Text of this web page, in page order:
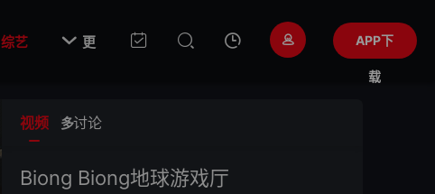
综艺  更
多
APP下
载
视频 讨论
Biong Biong地球游戏厅